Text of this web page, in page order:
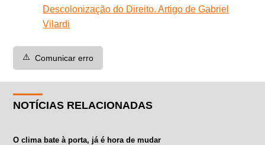
Descolonização do Direito. Artigo de Gabriel
Vilardi
⚠️ Comunicar erro
NOTÍCIAS RELACIONADAS
O clima bate à porta, já é hora de mudar